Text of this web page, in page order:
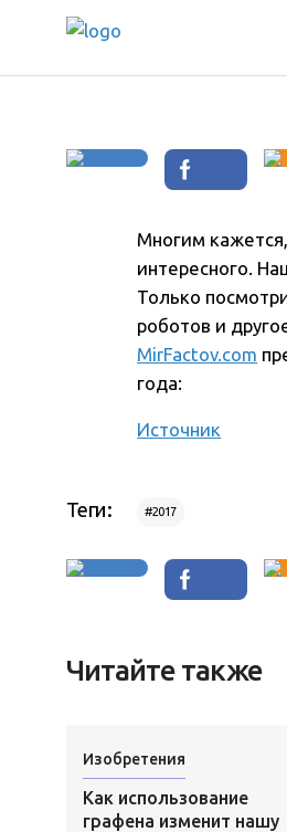
Многим
интересного.
Только
роботов и
MirFactov.com
года:
Источник
Теги: #2017
Читайте также
Изобретения
Как использование
графена изменит нашу